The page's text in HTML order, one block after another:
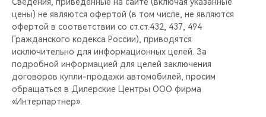
цены) не являются офертой (в том числе, не являются
офертой в соответствии со ст.ст.432, 437, 494
Гражданского кодекса России), приводятся
исключительно для информационных целей. За
подробной информацией для целей заключения
договоров купли-продажи автомобилей, просим
обращаться в Дилерские Центры ООО фирма
«Интерпартнер».